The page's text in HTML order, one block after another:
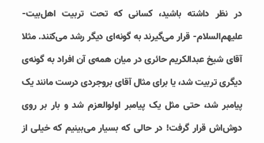
در نظر داشته باشید، کسانی که تحت تربیت اهل‌بیت-
علیهم‌السلام- قرار می‌گیرند به گونه‌ای دیگر رشد می‌کنند. مثلا
آقای شیخ عبدالکریم حائری در میان همه‌ی آن افراد به گونه‌ی
دیگری تربیت شد، یا برای مثال آقای بروجردی درست مانند یک
پیامبر شد، حتی مثل یک پیامبر اولوالعزم شد و بار بر روی
دوش‌اش قرار گرفت! در حالی که بسیار می‌بینیم که خیلی از